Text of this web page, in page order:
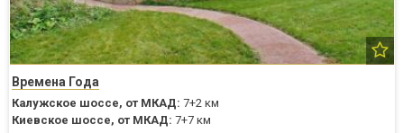
Времена Года
Калужское шоссе, от МКАД: 7+2 км
Киевское шоссе, от МКАД: 7+7 км